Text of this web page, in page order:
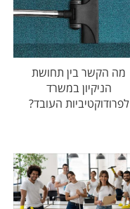
מה הקשר בין תחושת
הניקיון במשרד
לפרודוקטיביות העובד?